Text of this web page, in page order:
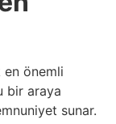
en önemli
bir araya
sunar.